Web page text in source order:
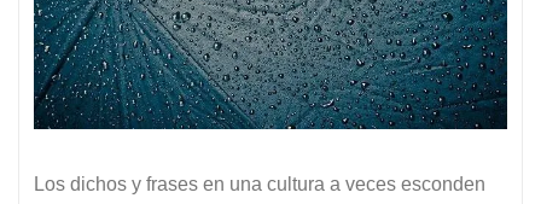
Los dichos y frases en una cultura a veces esconden